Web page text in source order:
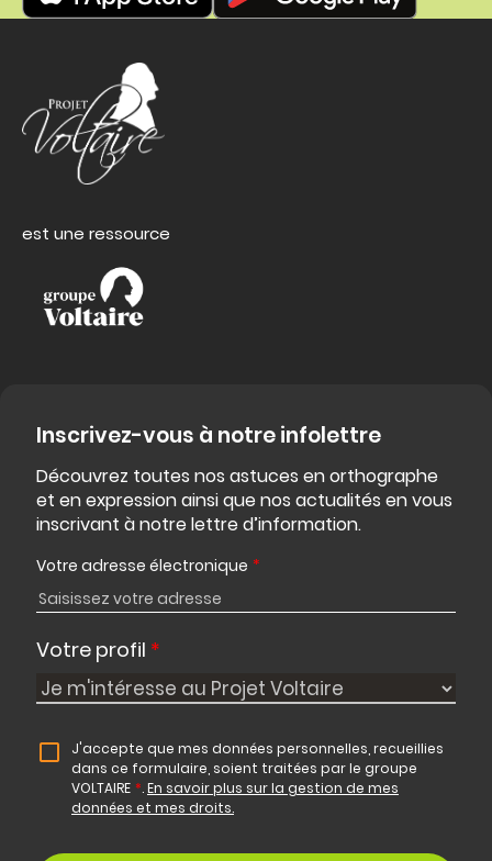
est une ressource
Inscrivez-vous à notre infolettre
Découvrez toutes nos astuces en orthographe
et en expression ainsi que nos actualités en vous
inscrivant à notre lettre d’information.
Votre adresse électronique *
Votre profil *
J'accepte que mes données personnelles, recueillies
dans ce formulaire, soient traitées par le groupe
VOLTAIRE *.En savoir plus sur la gestion de mes
données et mes droits.